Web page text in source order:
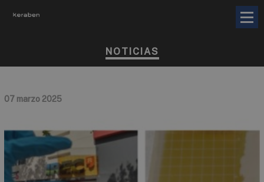
NOTICIAS
07 marzo 2025